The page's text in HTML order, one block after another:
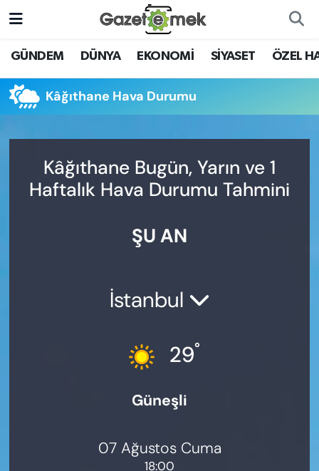
GÜNDEM DÜNYA EKONOMİ SİYASET ÖZEL
Kâğıthane Hava Durumu
Kâğıthane Bugün, Yarın ve 1
Haftalık Hava Durumu Tahmini
ŞU AN
İstanbul
29°
Güneşli
07 Ağustos Cuma
18:00
DÜNYA
EKONOMİ
YENİ MEDYADA EMEK
GAZETECİLİĞİNİ GELİŞTİRMEK
Nöbetçi Eczaneler
Hava Durumu
Trafik Durumu
Süper Lig Puan Durumu ve Fikstür